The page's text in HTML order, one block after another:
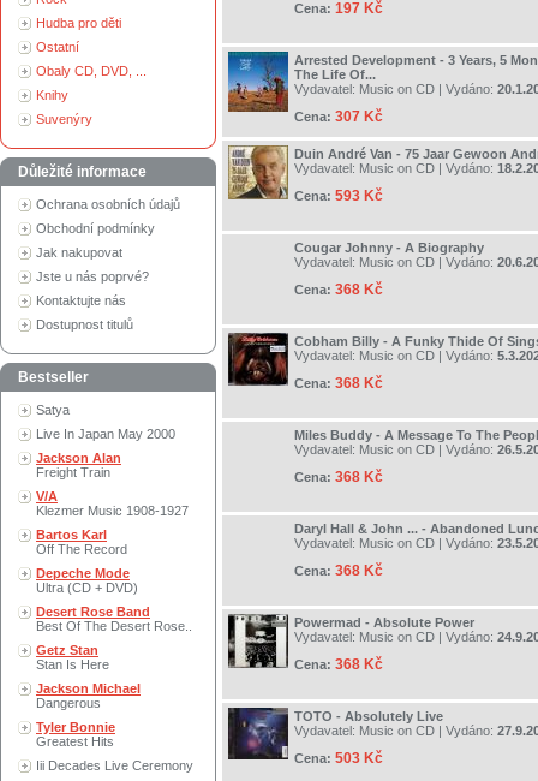
Hudba pro děti
Ostatní
Obaly CD, DVD, ...
Knihy
Suvenýry
Důležité informace
Ochrana osobních údajů
Obchodní podmínky
Jak nakupovat
Jste u nás poprvé?
Kontaktujte nás
Dostupnost titulů
Bestseller
Satya
Live In Japan May 2000
Jackson Alan
Freight Train
V/A
Klezmer Music 1908-1927
Bartos Karl
Off The Record
Depeche Mode
Ultra (CD + DVD)
Desert Rose Band
Best Of The Desert Rose..
Getz Stan
Stan Is Here
Jackson Michael
Dangerous
Tyler Bonnie
Greatest Hits
Iii Decades Live Ceremony
Cena: 197 Kč
Arrested Development - 3 Years, 5
The Life Of...
Vydavatel: Music on CD | Vydáno:
Cena: 307 Kč
Duin André Van - 75 Jaar Gewoon
Vydavatel: Music on CD | Vydáno:
Cena: 593 Kč
Cougar Johnny - A Biography
Vydavatel: Music on CD | Vydáno:
Cena: 368 Kč
Cobham Billy - A Funky Thide Of
Vydavatel: Music on CD | Vydáno:
Cena: 368 Kč
Miles Buddy - A Message To The
Vydavatel: Music on CD | Vydáno:
Cena: 368 Kč
Daryl Hall & John ... - Abandoned
Vydavatel: Music on CD | Vydáno:
Cena: 368 Kč
Powermad - Absolute Power
Vydavatel: Music on CD | Vydáno:
Cena: 368 Kč
TOTO - Absolutely Live
Vydavatel: Music on CD | Vydáno:
Cena: 503 Kč